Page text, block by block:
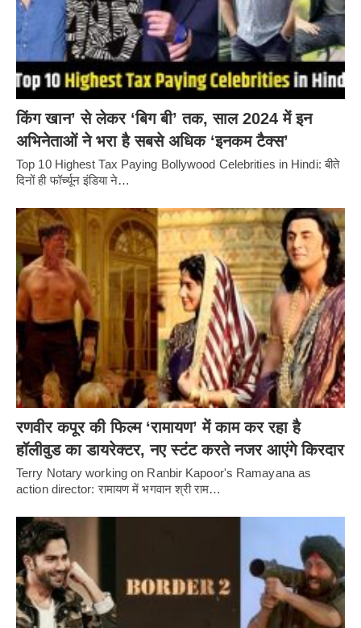
किंग खान’ से लेकर ‘बिग बी’ तक, साल 2024 में इन
अभिनेताओं ने भरा है सबसे अधिक ‘इनकम टैक्स’
Top 10 Highest Tax Paying Bollywood Celebrities in Hindi: बीते
दिनों ही फॉर्च्यून इंडिया ने…
रणवीर कपूर की फिल्म ‘रामायण’ में काम कर रहा है
हॉलीवुड का डायरेक्टर, नए स्टंट करते नजर आएंगे किरदार
Terry Notary working on Ranbir Kapoor's Ramayana as
action director: रामायण में भगवान श्री राम…